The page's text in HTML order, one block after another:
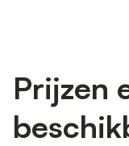
Prijzen